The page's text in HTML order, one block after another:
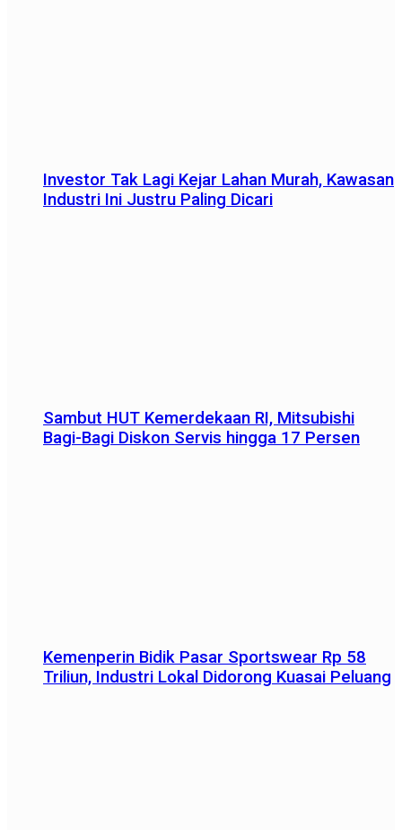
Investor Tak Lagi Kejar Lahan Murah, Kawasan
Industri Ini Justru Paling Dicari
Sambut HUT Kemerdekaan RI, Mitsubishi
Bagi-Bagi Diskon Servis hingga 17 Persen
Kemenperin Bidik Pasar Sportswear Rp 58
Triliun, Industri Lokal Didorong Kuasai Peluang